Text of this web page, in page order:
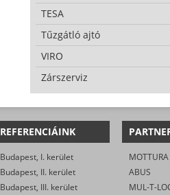
TESA
Tűzgátló ajtó
VIRO
Zárszerviz
REFERENCIÁINK
Budapest, I. kerület
Budapest, II. kerület
Budapest, III. kerület
MOTTURA
ABUS
MUL-T-